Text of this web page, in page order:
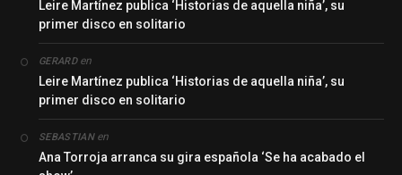
Leire Martínez publica ‘Historias de aquella niña’, su
primer disco en solitario
GERARDen
Leire Martínez publica ‘Historias de aquella niña’, su
primer disco en solitario
SEBASTIANen
Ana Torroja arranca su gira española ‘Se ha acabado el